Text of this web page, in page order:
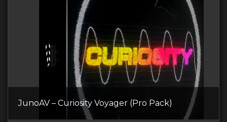
JunoAV – Curiosity Voyager (Pro Pack)